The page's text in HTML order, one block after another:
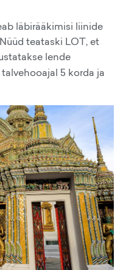
läbirääkimisi liinide
teataski LOT, et
lende
5 korda ja